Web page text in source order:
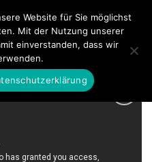
0
Website für Sie möglichst
Mit der Nutzung unserer
einverstanden, dass wir